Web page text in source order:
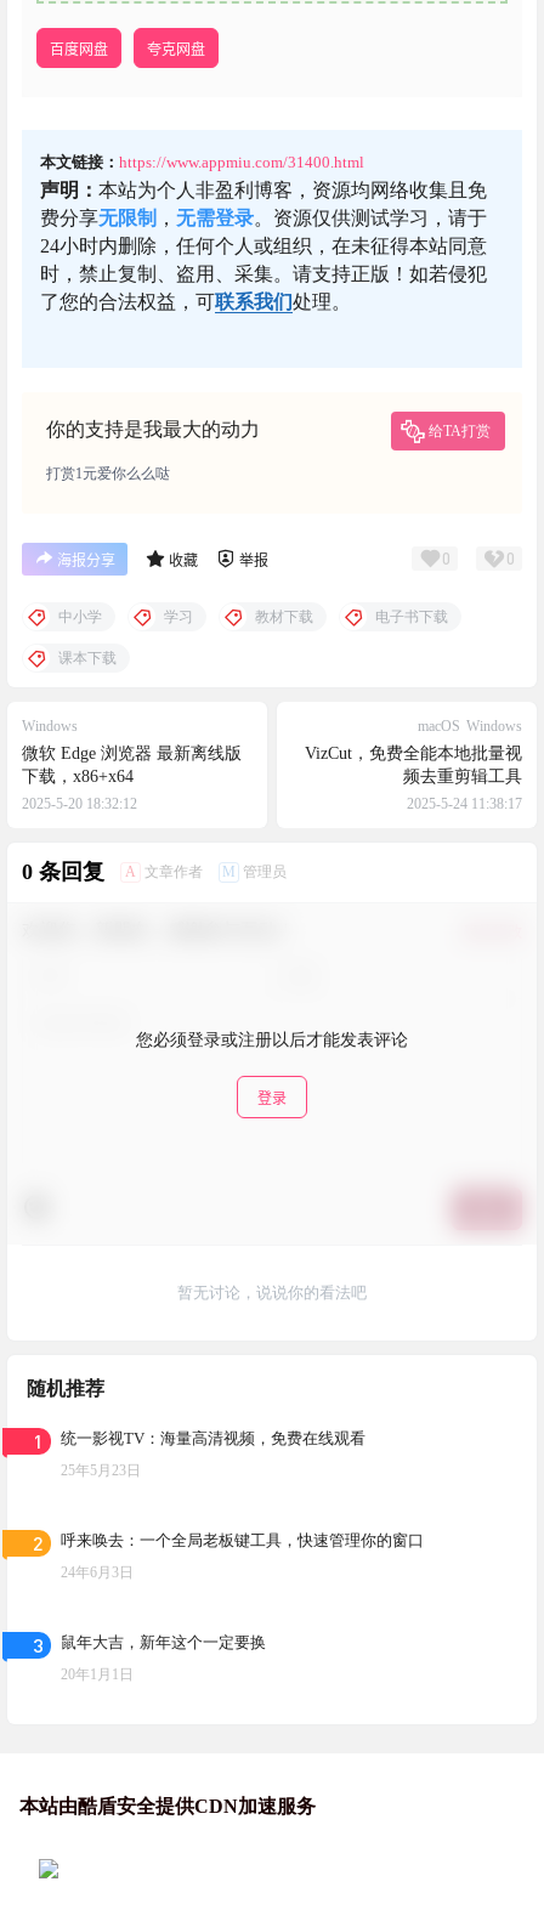
百度网盘 夸克网盘
本文链接： https://www.appmiu.com/31400.html
声明： 本站为个人非盈利博客，资源均网络收集且免
费分享无限制 ， 无需登录。资源仅供测试学习，请于
24小时内删除，任何个人或组织，在未征得本站同意
时，禁止复制、盗用、采集。请支持正版！如若侵犯
了您的合法权益，可联系我们处理。
你的支持是我最大的动力 给TA打赏
打赏1元爱你么么哒
海报分享 收藏 举报 0 0
中小学 学习 教材下载 电子书下载
课本下载
Windows
微软 Edge 浏览器 最新离线版
下载，x86+x64
2025-5-20 18:32:12
macOS Windows
VizCut，免费全能本地批量视
频去重剪辑工具
2025-5-24 11:38:17
0 条回复 A 文章作者 M 管理员
您必须登录或注册以后才能发表评论
登录
暂无讨论，说说你的看法吧
随机推荐
1 统一影视TV：海量高清视频，免费在线观看
25年5月23日
2 呼来唤去：一个全局老板键工具，快速管理你的窗口
24年6月3日
3 鼠年大吉，新年这个一定要换
20年1月1日
本站由酷盾安全提供CDN加速服务